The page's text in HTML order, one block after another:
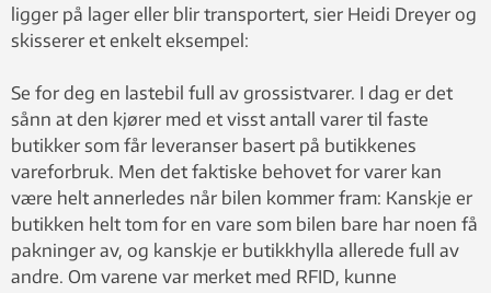
ligger på lager eller blir transportert, sier Heidi Dreyer og
skisserer et enkelt eksempel:
Se for deg en lastebil full av grossistvarer. I dag er det
sånn at den kjører med et visst antall varer til faste
butikker som får leveranser basert på butikkenes
vareforbruk. Men det faktiske behovet for varer kan
være helt annerledes når bilen kommer fram: Kanskje er
butikken helt tom for en vare som bilen bare har noen få
pakninger av, og kanskje er butikkhylla allerede full av
andre. Om varene var merket med RFID, kunne